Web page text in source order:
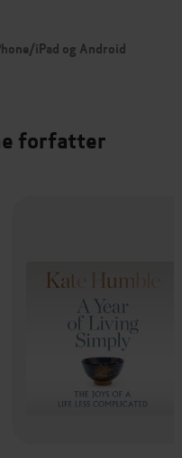
iPad og Android
forfatter